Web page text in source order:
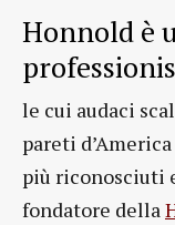
Honnold è
le cui audaci
pareti
più riconosciuti
fondatore della